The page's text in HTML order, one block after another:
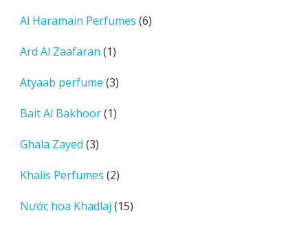
phẩm
Al Haramain Perfumes 66
Ard Al Zaafaran 11
phẩm
Atyaab perfume 33
phẩm
Bait Al Bakhoor 11
Ghala Zayed 33
phẩm
Khalis Perfumes 22
phẩm
Nước hoa Khadlaj 1515